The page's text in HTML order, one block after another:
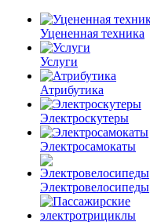
Уцененная техника
Услуги
Атрибутика
Электроскутеры
Электросамокаты
Электровелосипеды